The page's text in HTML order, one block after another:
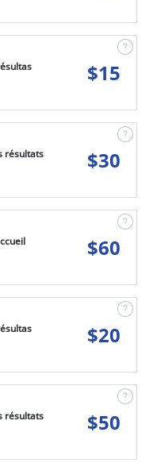
$15
résultats
$30
$60
$20
résultats
$50